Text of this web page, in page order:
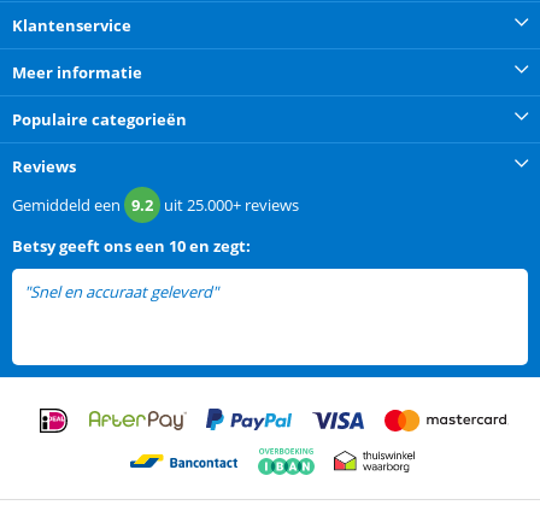
Klantenservice
Meer informatie
Populaire categorieën
Reviews
Gemiddeld een 9.2 uit25.000+ reviews
Betsygeeft ons een 10 en zegt:
"Snel en accuraat geleverd"